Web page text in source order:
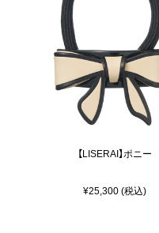
【LISERAI】ポニー
¥25,300 (税込)